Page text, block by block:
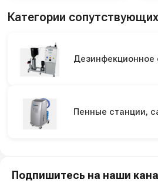
Категории
Дезинфекционное
Пенные станции,
Подпишитесь на наши